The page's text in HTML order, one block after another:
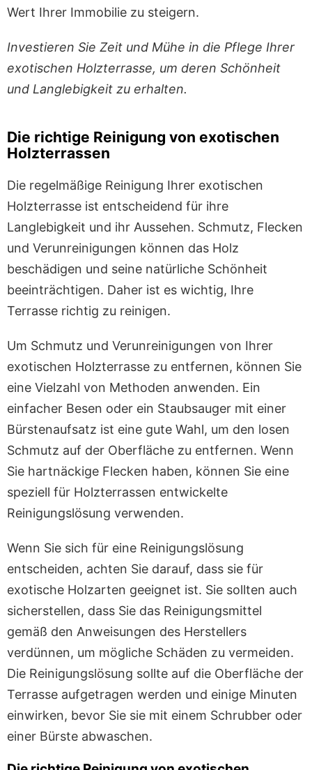
Wert Ihrer Immobilie zu steigern.
Investieren Sie Zeit und Mühe in die Pflege Ihrer
exotischen Holzterrasse, um deren Schönheit
und Langlebigkeit zu erhalten.
Die richtige Reinigung von exotischen
Holzterrassen
Die regelmäßige Reinigung Ihrer exotischen
Holzterrasse ist entscheidend für ihre
Langlebigkeit und ihr Aussehen. Schmutz, Flecken
und Verunreinigungen können das Holz
beschädigen und seine natürliche Schönheit
beeinträchtigen. Daher ist es wichtig, Ihre
Terrasse richtig zu reinigen.
Um Schmutz und Verunreinigungen von Ihrer
exotischen Holzterrasse zu entfernen, können Sie
eine Vielzahl von Methoden anwenden. Ein
einfacher Besen oder ein Staubsauger mit einer
Bürstenaufsatz ist eine gute Wahl, um den losen
Schmutz auf der Oberfläche zu entfernen. Wenn
Sie hartnäckige Flecken haben, können Sie eine
speziell für Holzterrassen entwickelte
Reinigungslösung verwenden.
Wenn Sie sich für eine Reinigungslösung
entscheiden, achten Sie darauf, dass sie für
exotische Holzarten geeignet ist. Sie sollten auch
sicherstellen, dass Sie das Reinigungsmittel
gemäß den Anweisungen des Herstellers
verdünnen, um mögliche Schäden zu vermeiden.
Die Reinigungslösung sollte auf die Oberfläche der
Terrasse aufgetragen werden und einige Minuten
einwirken, bevor Sie sie mit einem Schrubber oder
einer Bürste abwaschen.